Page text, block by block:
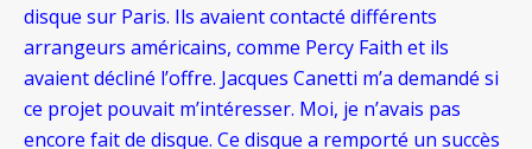
disque sur Paris. Ils avaient contacté différents
arrangeurs américains, comme Percy Faith et ils
avaient décliné l’offre. Jacques Canetti m’a demandé si
ce projet pouvait m’intéresser. Moi, je n’avais pas
encore fait de disque. Ce disque a remporté un succès